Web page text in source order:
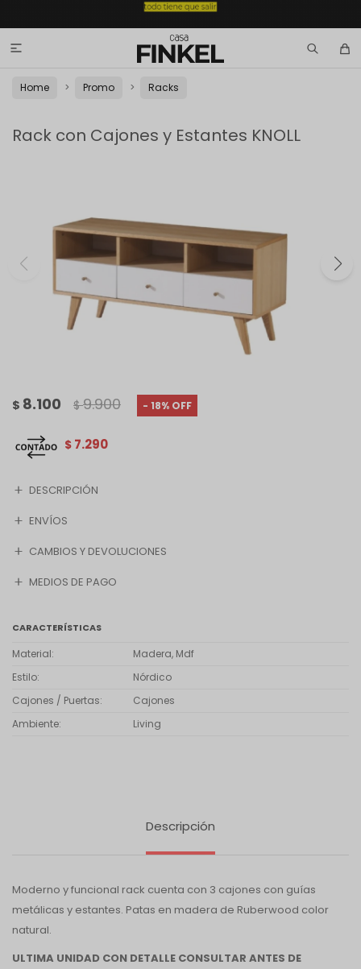

Home Promo Racks
Rack con Cajones y Estantes KNOLL
$ 8.100 $ 9.900 18
$ 7.290
DESCRIPCIÓN
ENVÍOS
CAMBIOS Y DEVOLUCIONES
MEDIOS DE PAGO
CARACTERÍSTICAS
Material
Madera, Mdf
Estilo
Nórdico
Cajones / Puertas
Cajones
Ambiente
Living
Descripción
Moderno y funcional rack cuenta con 3 cajones con guías
metálicas y estantes. Patas en madera de Ruberwood color
natural.
ULTIMA UNIDAD CON DETALLE CONSULTAR ANTES DE